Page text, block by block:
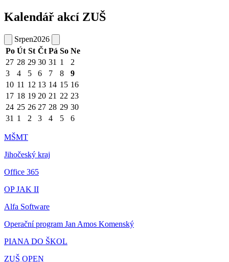
Kalendář akcí ZUŠ
Srpen2026
Po Út St Čt Pá So Ne
27 28 29 30 31 1
2
3
4 5 6 7 8
9
10 11 12 13 14 15 16
17 18 19 20 21 22 23
24 25 26 27 28 29 30
31 1 2 3 4 5 6
MŠMT
Jihočeský kraj
Office 365
OP JAK II
Alfa Software
Operační program Jan Amos Komenský
PIANA DO ŠKOL
ZUŠ OPEN